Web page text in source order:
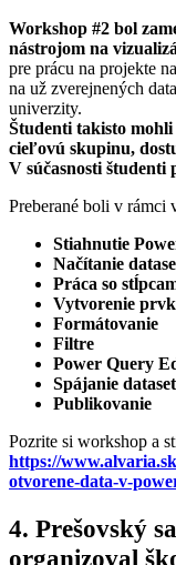
Workshop #2 bol
nástrojom na
pre prácu na projekte
na už zverejnených
univerzity.
Študenti takisto
cieľovú skupinu,
V súčasnosti
Preberané boli v rámci
Stiahnutie
Načítanie
Práca so
Vytvorenie
Formátovanie
Filtre
Power Query
Spájanie
Publikovanie
Pozrite si workshop a
https://
otvorene-data-v-
4. Prešovský
organizoval